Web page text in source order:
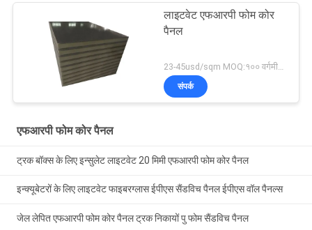
लाइटवेट एफआरपी फोम कोर
पैनल
संपर्क
एफआरपी फोम कोर पैनल
ट्रक बॉक्स के लिए इन्सुलेट लाइटवेट 20 मिमी एफआरपी फोम कोर पैनल
इन्क्यूबेटरों के लिए लाइटवेट फाइबरग्लास ईपीएस सैंडविच पैनल ईपीएस वॉल पैनल्स
जेल लेपित एफआरपी फोम कोर पैनल ट्रक निकायों पु फोम सैंडविच पैनल